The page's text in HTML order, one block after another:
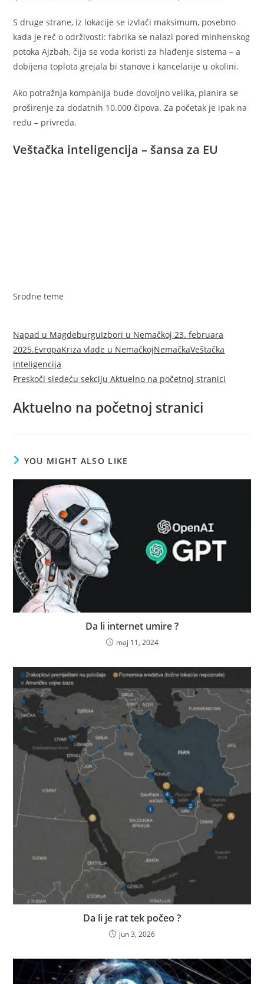
S druge strane, iz lokacije se izvlači maksimum, posebno
kada je reč o održivosti: fabrika se nalazi pored minhenskog
potoka Ajzbah, čija se voda koristi za hlađenje sistema – a
dobijena toplota grejala bi stanove i kancelarije u okolini.
Ako potražnja kompanija bude dovoljno velika, planira se
proširenje za dodatnih 10.000 čipova. Za početak je ipak na
redu – privreda.
Veštačka inteligencija – šansa za EU
Srodne teme
Napad u MagdeburguIzbori u Nemačkoj 23. februara
2025.EvropaKriza vlade u NemačkojNemačkaVeštačka
inteligencija
Preskoči sledeću sekciju Aktuelno na početnoj stranici
Aktuelno na početnoj stranici
YOU MIGHT ALSO LIKE
Da li internet umire ?
maj 11, 2024
Da li je rat tek počeo ?
jun 3, 2026